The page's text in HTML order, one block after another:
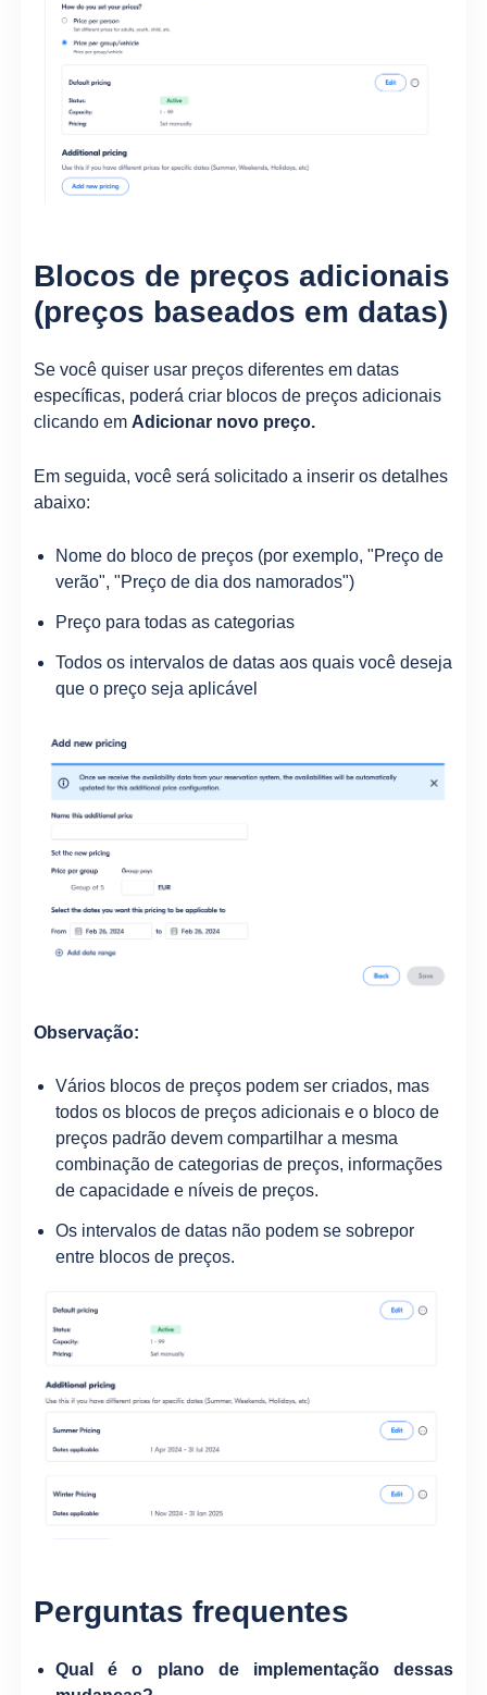
Blocos de preços adicionais
(preços baseados em datas)
Se você quiser usar preços diferentes em datas
específicas, poderá criar blocos de preços adicionais
clicando em Adicionar novo preço.
Em seguida, você será solicitado a inserir os detalhes
abaixo:
Nome do bloco de preços (por exemplo, "Preço de
verão", "Preço de dia dos namorados")
Preço para todas as categorias
Todos os intervalos de datas aos quais você deseja
que o preço seja aplicável
Observação:
Vários blocos de preços podem ser criados, mas
todos os blocos de preços adicionais e o bloco de
preços padrão devem compartilhar a mesma
combinação de categorias de preços, informações
de capacidade e níveis de preços.
Os intervalos de datas não podem se sobrepor
entre blocos de preços.
Perguntas frequentes
Qual é o plano de implementação dessas